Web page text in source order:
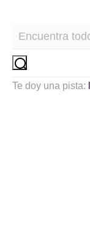
Te doy una pista: